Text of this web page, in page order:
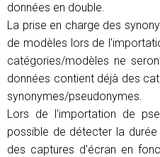
données en double.
La prise en charge des
de modèles lors de
catégories/modèles ne
données contient déjà des
synonymes/pseudonymes.
Lors de l'importation de
possible de détecter la
des captures d'écran en